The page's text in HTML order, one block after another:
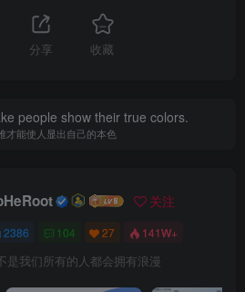
的添加了包含89个资产的修建篱笆
的五种高度的10种植物，以及可
可以在每个三角面中添加多个项
分享 收藏
people show their true colors.
才能使人显出自己的本色
关注
2386 104 27 141W+
是我们所有的人都会拥有浪漫